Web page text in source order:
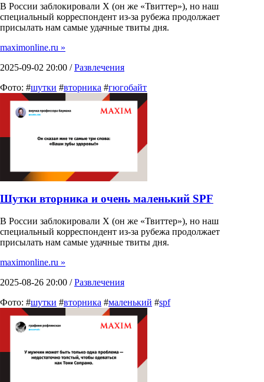
В России заблокировали X (он же «Твиттер»), но наш
специальный корреспондент из-за рубежа продолжает
присылать нам самые удачные твиты дня.
maximonline.ru »
2025-09-02 20:00 /Развлечения
Фото: #шутки #вторника #гюгобайт
Шутки вторника и очень маленький SPF
В России заблокировали X (он же «Твиттер»), но наш
специальный корреспондент из-за рубежа продолжает
присылать нам самые удачные твиты дня.
maximonline.ru »
2025-08-26 20:00 /Развлечения
Фото: #шутки #вторника #маленький #spf